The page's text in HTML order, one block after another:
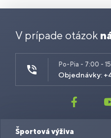
V prípade otázok
Po-Pia - 7:00 -
Objednávky:
Športová výživa